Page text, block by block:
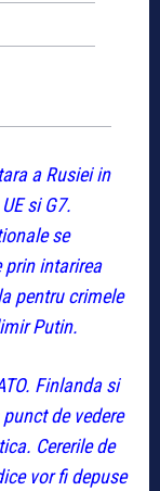
a Rusiei in
si G7.
se
prin intarirea
pentru crimele
Putin.
Finlanda si
de vedere
Cererile de
vor fi depuse